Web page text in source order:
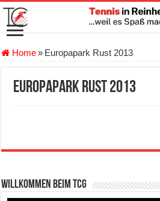
Home» Europapark Rust 2013
Europapark Rust 2013
Willkommen beim TCG